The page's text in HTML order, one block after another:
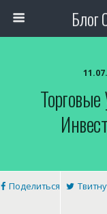
Блог
Поделиться